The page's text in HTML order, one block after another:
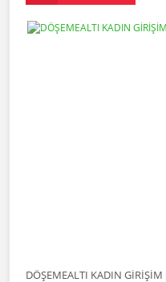
DÖŞEMEALTI KADIN